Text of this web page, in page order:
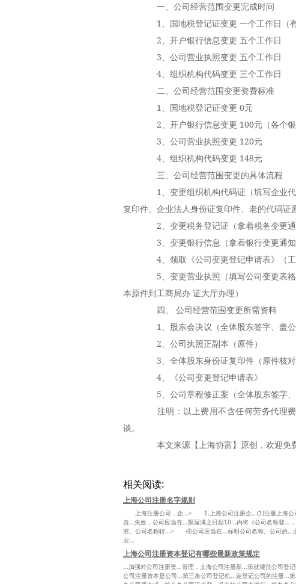
一、公司经营范围变更完成时间
1、国地税登记证变更 一个工作日（有
2、开户银行信息变更 五个工作日
3、公司营业执照变更 五个工作日
4、组织机构代码变更 三个工作日
二、公司经营范围变更资费标准
1、国地税登记证变更 0元
2、开户银行信息变更 100元（各个银
3、公司营业执照变更 120元
4、组织机构代码变更 148元
三、公司经营范围变更的具体流程
1、变更组织机构代码证（填写企业代
复印件、企业法人身份证复印件、老的代码证
2、变更税务登记证（拿着税务变更通
3、变更银行信息（拿着银行变更通知
4、领取《公司变更登记申请表》（工
5、变更营业执照（填写公司变更表格
本原件到工商局办 证大厅办理）
四、 公司经营范围变更所需资料
1、股东会决议（全体股东签字、盖公
2、公司执照正副本（原件）
3、全体股东身份证复印件（原件核对
4、《公司变更登记申请表》
5、公司章程修正案（全体股东签字、
注明：以上费用不含任何劳务代理费
谈。
本文来源【上海协富】原创，欢迎免
相关阅读:
上海公司注册名字规则
上海注册公司，企...> 1.上海公司注册企...(1)注册上海公司
自...失效，公司应当在...限届满之日起10...内将《公司名称登...
准。公司名称转...> ④公司应当在...标明公司名称。公司的...
业...
上海公司注册资本登记有哪些最新政策规定
...加强对公司注册资...管理，上海公司注册新...策就规范公司登
公司注册资本是公司...第三条公司登记机...定登记公司的注册...